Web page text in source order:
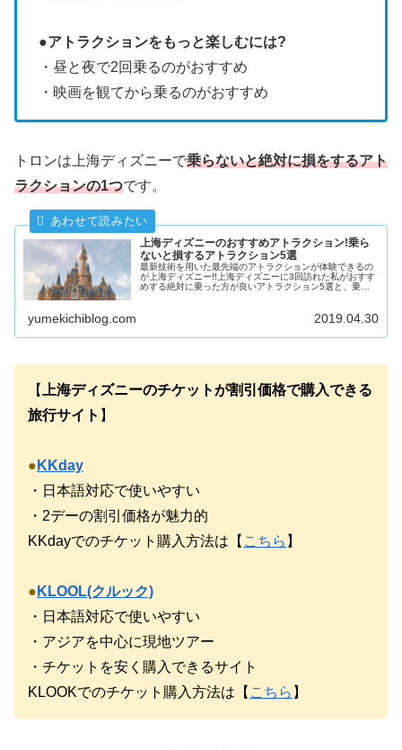
●アトラクションをもっと楽しむには?
・昼と夜で2回乗るのがおすすめ
・映画を観てから乗るのがおすすめ
トロンは上海ディズニーで乗らないと絶対に損をするアト
ラクションの1つです。
上海ディズニーのおすすめアトラクション!乗ら
ないと損するアトラクション5選
最新技術を用いた最先端のアトラクションが体験できるの
が上海ディズニー!!上海ディズニーに3回訪れた私がおすす
めする絶対に乗った方が良いアトラクション5選と、乗る
yumekichiblog.com 2019.04.30
【
上海ディズニーのチケットが割引価格で購入できる
旅行サイト 】
● KKday
・日本語対応で使いやすい
・2デーの割引価格が魅力的
KKdayでのチケット購入方法は【 こちら 】
● KLOOL(クルック)
・日本語対応で使いやすい
・アジアを中心に現地ツアー
・チケットを安く購入できるサイト
KLOOKでのチケット購入方法は【 こちら 】